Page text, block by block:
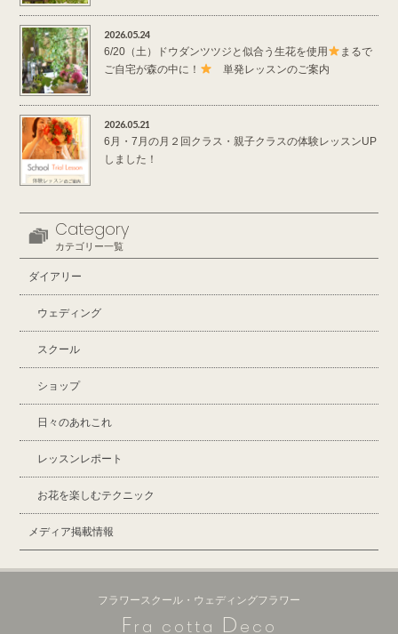
2026.05.24
6/20（土）ドウダンツツジと似合う生花を使用
まるで
ご自宅が森の中に！
単発レッスンのご案内
2026.05.21
6月・7月の月２回クラス・親子クラスの体験レッスンUP
しました！
Category
カテゴリー一覧
ダイアリー
ウェディング
スクール
ショップ
日々のあれこれ
レッスンレポート
お花を楽しむテクニック
メディア掲載情報
フラワースクール・ウェディングフラワー
Fra cotta D eco